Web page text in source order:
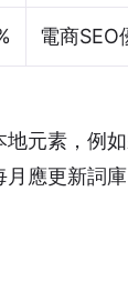
電商SEO
地元素，例
應更新詞